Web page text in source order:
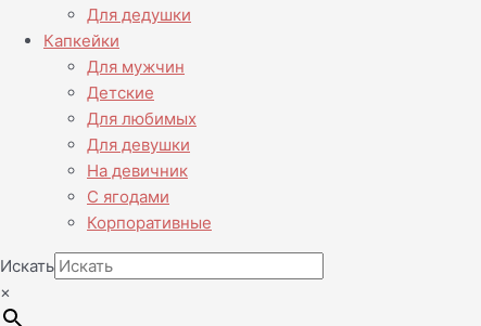
Для дедушки
Капкейки
Для мужчин
Детские
Для любимых
Для девушки
На девичник
С ягодами
Корпоративные
Искать
×